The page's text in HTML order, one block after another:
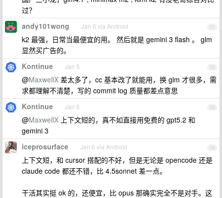
过？
71
andy101wong Jan 6 via Android
k2 最强，日常当最便宜的用。 然后就是 gemini 3 flash 。 glm
显然买广告的。
72
Kontinue Jan 6
@MaxwellX 差太多了，cc 基本改了就能用，换 glm 才很多，需
求都理解不清楚，写的 commit log 质量都差点意思
73
Kontinue Jan 6
@MaxwellX 上下文短的，真不如直接用免费的 gpt5.2 和
gemini 3
74
iceprosurface Jan 6 via Android
上下文短，和 cursor 搭配的不好，但是无论是 opencode 还是
claude code 都还不错，比 4.5sonnet 差一点。
干活其实挺 ok 的，还便宜，比 opus 那确实完全不是对手。这